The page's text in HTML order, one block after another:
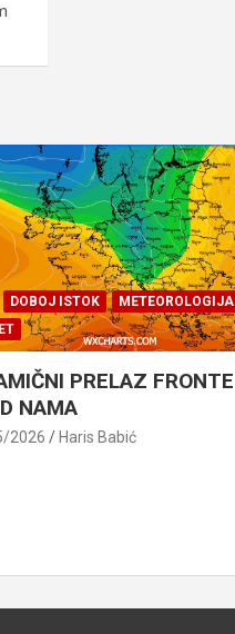
DOBOJ ISTOK
METEOROLOGIJA
PRELAZ FRONTE
NAMA
2026 Haris Babić